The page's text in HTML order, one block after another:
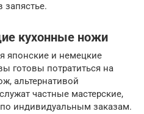
кухонные ножи
японские и немецкие
готовы потратиться на
альтернативой
частные мастерские,
индивидуальным заказам.